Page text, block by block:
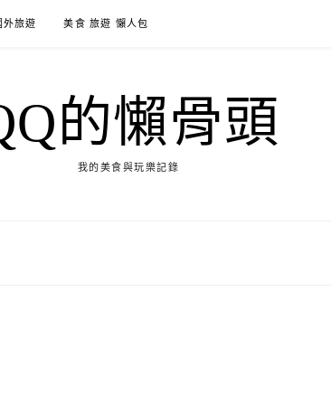
外旅遊 美食 旅遊 懶人包
的懶骨頭
我的美食與玩樂記錄